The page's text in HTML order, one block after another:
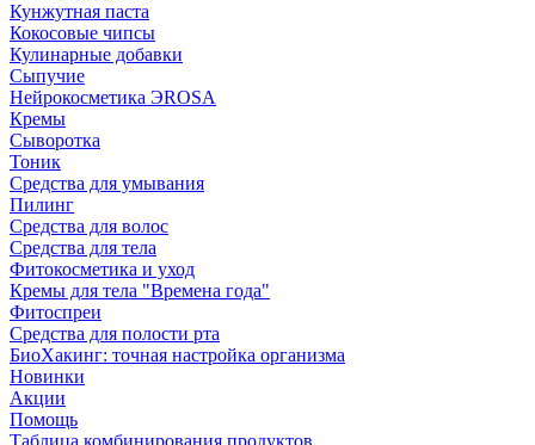
Кунжутная паста
Кокосовые чипсы
Кулинарные добавки
Сыпучие
Нейрокосметика ЭROSA
Кремы
Сыворотка
Тоник
Средства для умывания
Пилинг
Средства для волос
Средства для тела
Фитокосметика и уход
Кремы для тела "Времена года"
Фитоспреи
Средства для полости рта
БиоХакинг: точная настройка организма
Новинки
Акции
Помощь
Таблица комбинирования продуктов